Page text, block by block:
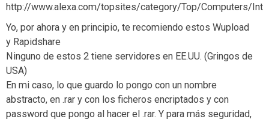
http://www.alexa.com/topsites/category/Top/Computers/
Yo, por ahora y en principio, te recomiendo estos Wupload
y Rapidshare
Ninguno de estos 2 tiene servidores en EE.UU. (Gringos de
USA)
En mi caso, lo que guardo lo pongo con un nombre
abstracto, en .rar y con los ficheros encriptados y con
password que pongo al hacer el .rar. Y para más seguridad,